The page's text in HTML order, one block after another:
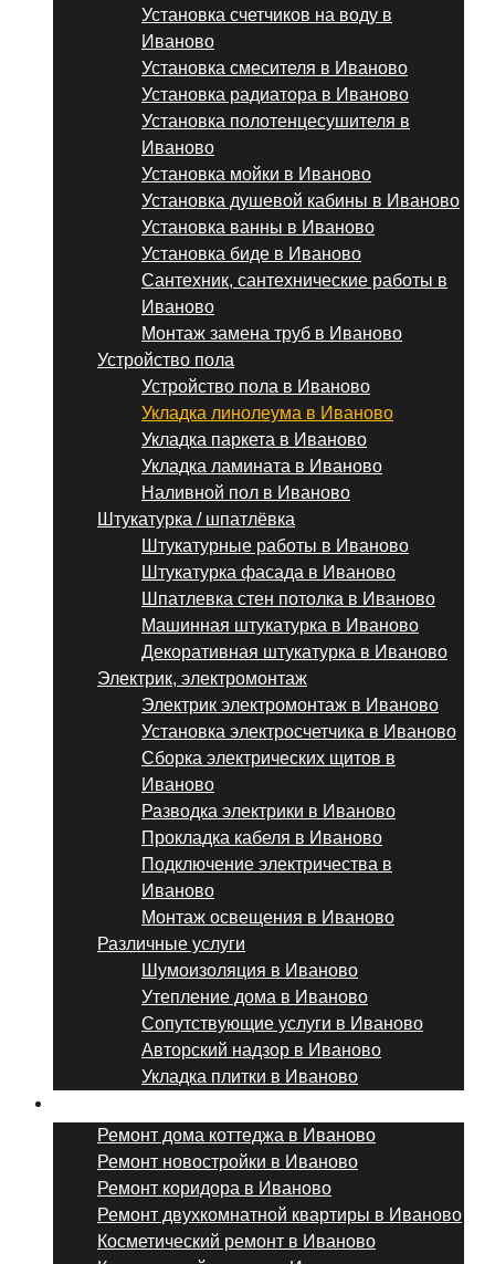
Установка счетчиков на воду в
Иваново
Установка смесителя в Иваново
Установка радиатора в Иваново
Установка полотенцесушителя в
Иваново
Установка мойки в Иваново
Установка душевой кабины в Иваново
Установка ванны в Иваново
Установка биде в Иваново
Сантехник, сантехнические работы в
Иваново
Монтаж замена труб в Иваново
Устройство пола
Устройство пола в Иваново
Укладка линолеума в Иваново
Укладка паркета в Иваново
Укладка ламината в Иваново
Наливной пол в Иваново
Штукатурка / шпатлёвка
Штукатурные работы в Иваново
Штукатурка фасада в Иваново
Шпатлевка стен потолка в Иваново
Машинная штукатурка в Иваново
Декоративная штукатурка в Иваново
Электрик, электромонтаж
Электрик электромонтаж в Иваново
Установка электросчетчика в Иваново
Сборка электрических щитов в
Иваново
Разводка электрики в Иваново
Прокладка кабеля в Иваново
Подключение электричества в
Иваново
Монтаж освещения в Иваново
Различные услуги
Шумоизоляция в Иваново
Утепление дома в Иваново
Сопутствующие услуги в Иваново
Авторский надзор в Иваново
Укладка плитки в Иваново
Ремонт дома коттеджа в Иваново
Ремонт новостройки в Иваново
Ремонт коридора в Иваново
Ремонт двухкомнатной квартиры в Иваново
Косметический ремонт в Иваново